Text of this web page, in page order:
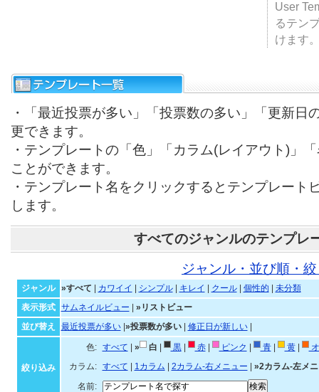
User
るテン
けます
・「最近投票が多い」「投票数の多い」「更新日
更できます。
・テンプレートの「色」「カラム(レイアウト)」
ことができます。
・テンプレート名をクリックするとテンプレート
します。
すべてのジャンルのテンプレ
ジャンル・並び順・
ジャンル »すべて カワイイ シンプル| キレイ クール| 個性的
未分類
表示形式
サムネイルビュー
»リストビュー
並び替え
最近投票が多い| »投票数が多い| 修正日が新しい|
絞り込み
色: すべて » 白 黒| 赤| ピンク 青| 黄|
カラム:
すべて 1カラム 2カラム-右メニュー
»2カラム-左メ
名前: